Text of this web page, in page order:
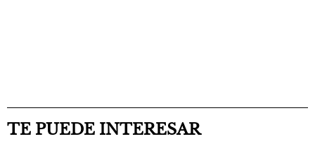
TE PUEDE INTERESAR